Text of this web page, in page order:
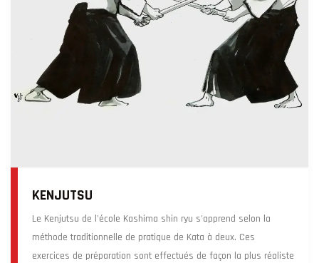
KENJUTSU
Le Kenjutsu de l'école Kashima shin ryu s'apprend selon la
méthode traditionnelle de pratique de Kata à deux. Ces
exercices de préparation sont effectués de façon la plus réaliste